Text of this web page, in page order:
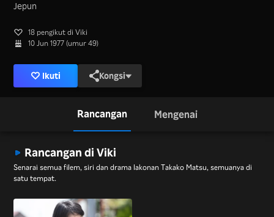
Jepun
18 pengikut di Viki
10 Jun 1977 (umur 49)
Ikuti Kongsi
Rancangan Mengenai
Rancangan di Viki
Senarai semua filem, siri dan drama lakonan Takako Matsu, semuanya di
satu tempat.